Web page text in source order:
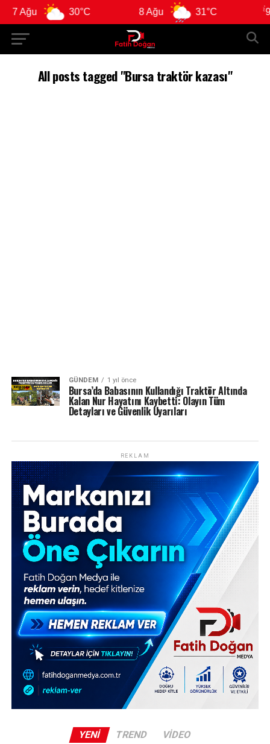
7 Ağu 30°C 8 Ağu 31°C 9
All posts tagged "Bursa traktör kazası"
GÜNDEM 1 yıl önce
Bursa’da Babasının Kullandığı Traktör Altında
Kalan Nur Hayatını Kaybetti: Olayın Tüm
Detayları ve Güvenlik Uyarıları
REKLAM
YENI TREND VIDEO